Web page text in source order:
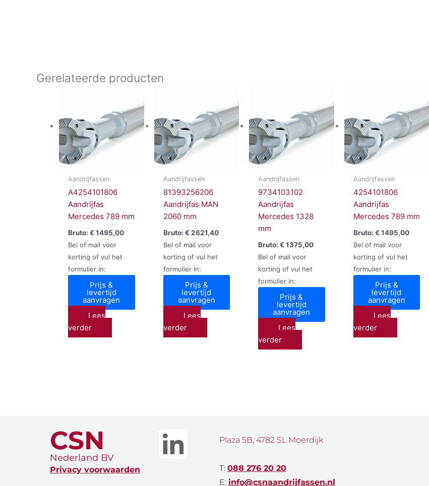
Gerelateerde producten
Aandrijfassen
A4254101806
Aandrijfas
Mercedes 789 mm
Bruto: €1495,00
Bel of mail voor
korting of vul het
formulier in:
Prijs &
levertijd
aanvragen
Lees
verder
Aandrijfassen
81393256206
Aandrijfas MAN
2060 mm
Bruto: €2621,40
Bel of mail voor
korting of vul het
formulier in:
Prijs &
levertijd
aanvragen
Lees
verder
Aandrijfassen
9734103102
Aandrijfas
Mercedes 1328
mm
Bruto: €1375,00
Bel of mail voor
korting of vul het
formulier in:
Prijs &
levertijd
aanvragen
Lees
verder
Aandrijfassen
4254101806
Aandrijfas
Mercedes 789 mm
Bruto: €1495,00
Bel of mail voor
korting of vul het
formulier in:
Prijs &
levertijd
aanvragen
Lees
verder
CSN
Nederland BV
Privacy voorwaarden
Plaza 5B, 4782 SL Moerdijk
T: 088 276 20 20
E: info@csnaandrijfassen.nl